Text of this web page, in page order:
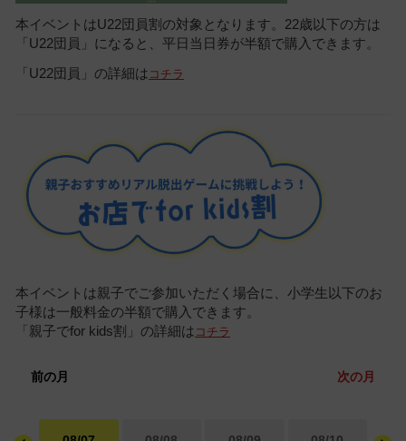
本イベントはU22団員割の対象となります。22歳以下の方は
「U22団員」になると、平日当日券が半額で購入できます。
「U22団員」の詳細は コチラ
本イベントは親子でご参加いただく場合に、小学生以下のお
子様は一般料金の半額で購入できます。
「親子でfor kids割」の詳細は コチラ
前の月 次の月